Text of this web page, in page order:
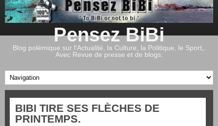
Pensez BiBi
Blog polémique sur l'Actualité, la Culture, la Politique, le Sport,.
Avec Revue de presse et de blogs.
BIBI TIRE SES FLÈCHES DE
PRINTEMPS.